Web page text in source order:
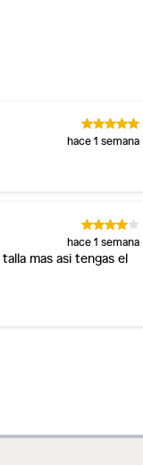
hace 1 semana
hace 1 semana
mas asi tengas el